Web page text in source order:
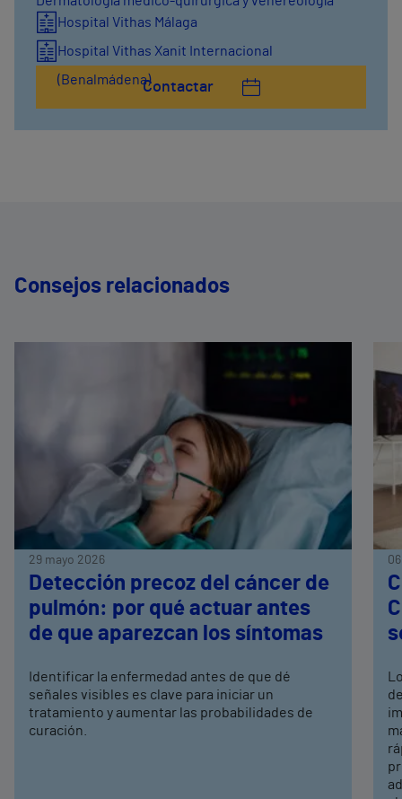
Hospital Vithas Málaga
Hospital Vithas Xanit Internacional
(Benalmádena)Contactar
Consejos relacionados
29 mayo 2026
Detección precoz del cáncer de
pulmón: por qué actuar antes
de que aparezcan los síntomas
Identificar la enfermedad antes de que dé
señales visibles es clave para iniciar un
tratamiento y aumentar las probabilidades de
curación.